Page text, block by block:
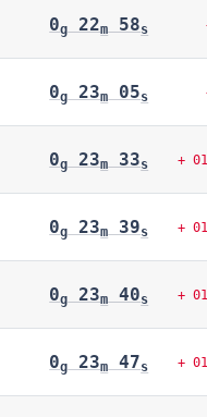
0g 22m 58s
0g 23m 05s
0g 23m 33s + 01
0g 23m 39s + 01
0g 23m 40s + 01
0g 23m 47s + 01